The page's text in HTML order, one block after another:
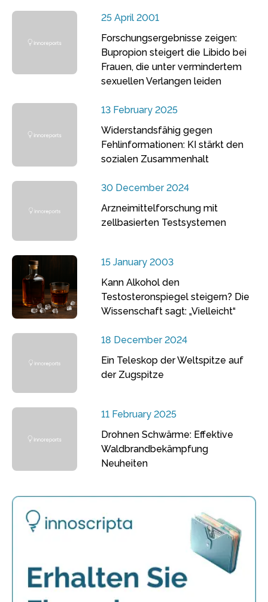
25 April 2001
Forschungsergebnisse zeigen:
Bupropion steigert die Libido bei
Frauen, die unter vermindertem
sexuellen Verlangen leiden
13 February 2025
Widerstandsfähig gegen
Fehlinformationen: KI stärkt den
sozialen Zusammenhalt
30 December 2024
Arzneimittelforschung mit
zellbasierten Testsystemen
15 January 2003
Kann Alkohol den
Testosteronspiegel steigern? Die
Wissenschaft sagt: „Vielleicht“
18 December 2024
Ein Teleskop der Weltspitze auf
der Zugspitze
11 February 2025
Drohnen Schwärme: Effektive
Waldbrandbekämpfung
Neuheiten